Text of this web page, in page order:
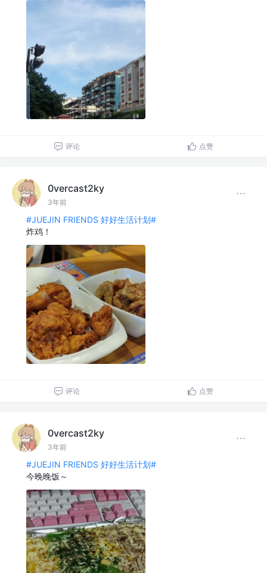
评论 点赞
0vercast2ky
3年前
#JUEJIN FRIENDS 好好生活计划#
炸鸡！
评论 点赞
0vercast2ky
3年前
#JUEJIN FRIENDS 好好生活计划#
今晚晚饭～